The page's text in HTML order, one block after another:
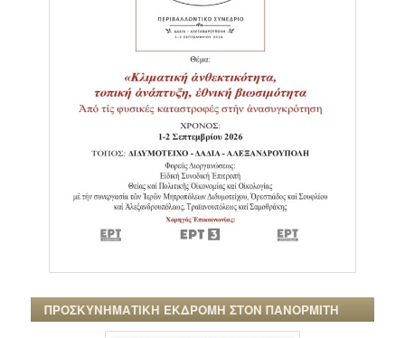
ΠΡΟΣΚΥΝΗΜΑΤΙΚΗ ΕΚΔΡΟΜΗ ΣΤΟΝ ΠΑΝΟΡΜΙΤΗ